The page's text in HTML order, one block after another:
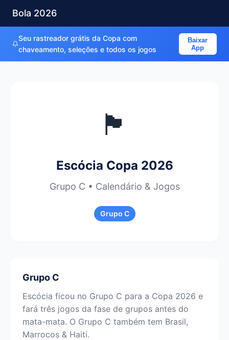
Bola 2026
Seu rastreador grátis da Copa com
chaveamento, seleções e todos os jogos
Baixar
App
🏴󠁧󠁢󠁳󠁣󠁴󠁿
Escócia Copa 2026
Grupo C • Calendário & Jogos
Grupo C
Grupo C
Escócia ficou no Grupo C para a Copa 2026 e
fará três jogos da fase de grupos antes do
mata-mata. O Grupo C também tem Brasil,
Marrocos & Haiti.